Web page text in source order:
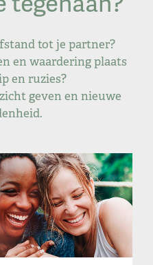
tot je partner?
en waardering plaats
en ruzies?
geven en nieuwe